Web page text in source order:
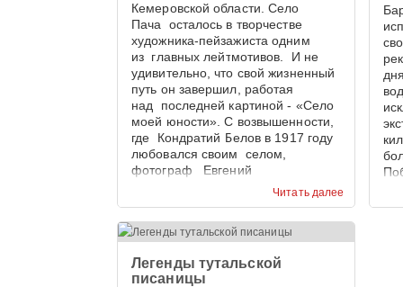
Читать далее
Кемеровской области. Село
Пача осталось в творчестве
художника-пейзажиста одним
из главных лейтмотивов. И не
удивительно, что свой жизненный
путь он завершил, работая
над последней картиной - «Село
моей юности». С возвышенности,
где Кондратий Белов в 1917 году
любовался своим селом,
фотограф Евгений
Тамбовцев запечатлел панораму
приходиться признать, что 100 лет
назад сельская улица,
красивее.
Легенды тутальской
писаницы